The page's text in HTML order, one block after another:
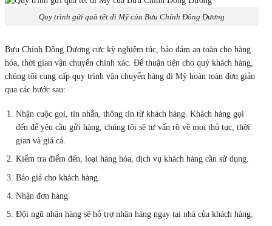
Quy trình gửi quà tết đi Mỹ của Bưu Chính Đông Dương
Bưu Chính Đông Dương cực kỳ nghiêm túc, bảo đảm an toàn cho hàng
hóa, thời gian vận chuyển chính xác. Để thuận tiện cho quý khách hàng,
chúng tôi cung cấp quy trình vận chuyển hàng đi Mỹ hoàn toàn đơn giản
qua các bước sau:
Nhận cuộc gọi, tin nhắn, thông tin từ khách hàng. Khách hàng gọi
đến để yêu cầu gửi hàng, chúng tôi sẽ tư vấn rõ về mọi thủ tục, thời
gian và giá cả.
Kiểm tra điểm đến, loại hàng hóa, dịch vụ khách hàng cần sử dụng.
Báo giá cho khách hàng.
Nhận đơn hàng.
Đội ngũ nhận hàng sẽ hỗ trợ nhận hàng ngay tại nhà của khách hàng.